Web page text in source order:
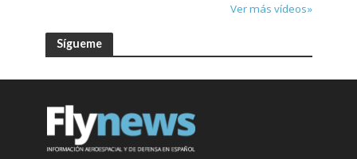
Ver más vídeos»
Sígueme